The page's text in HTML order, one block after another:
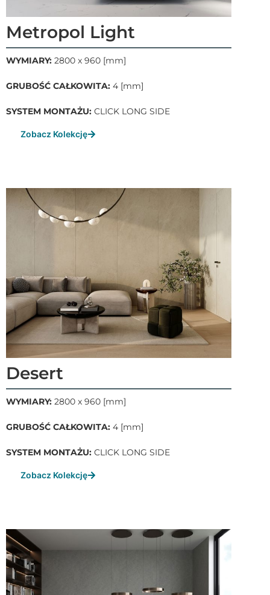
Metropol Light
WYMIARY: 2800 x 960 [mm]
GRUBOŚĆ CAŁKOWITA: 4 [mm]
SYSTEM MONTAŻU: CLICK LONG SIDE
Zobacz Kolekcję
Desert
WYMIARY: 2800 x 960 [mm]
GRUBOŚĆ CAŁKOWITA: 4 [mm]
SYSTEM MONTAŻU: CLICK LONG SIDE
Zobacz Kolekcję